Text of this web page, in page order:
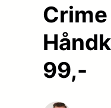
99,-